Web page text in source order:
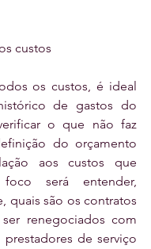
custos
os custos, é ideal
de gastos do
o que não faz
do orçamento
aos custos que
será entender,
quais são os contratos
renegociados com
de serviço